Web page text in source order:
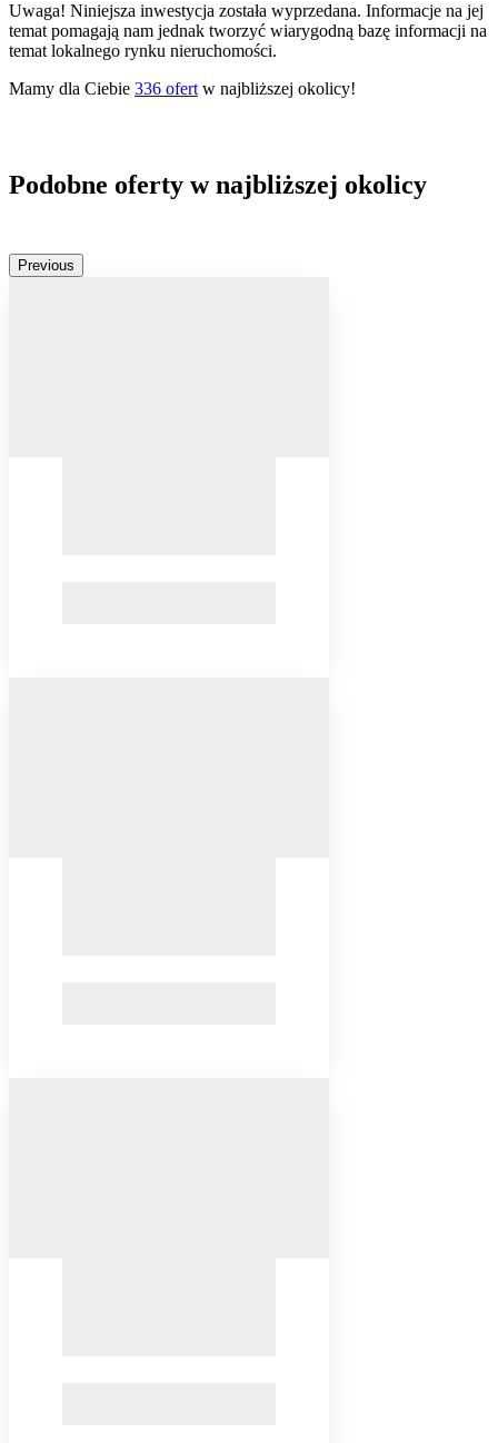
Uwaga! Niniejsza inwestycja została wyprzedana. Informacje na jej
temat pomagają nam jednak tworzyć wiarygodną bazę informacji na
temat lokalnego rynku nieruchomości.
Mamy dla Ciebie 336 ofert w najbliższej okolicy!
Podobne oferty w najbliższej okolicy
Previous